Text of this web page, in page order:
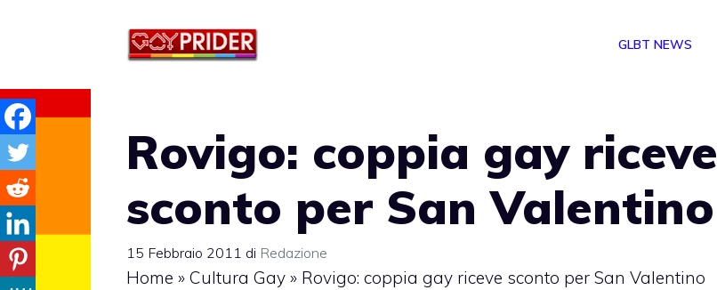
GLBT NEWS
Rovigo: coppia gay riceve
sconto per San Valentino
15 Febbraio 2011 di Redazione
Home » Cultura Gay » Rovigo: coppia gay riceve sconto per San Valentino